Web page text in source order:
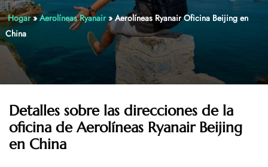
Hogar»Aerolíneas Ryanair»Aerolíneas Ryanair Oficina Beijing en
China
Detalles sobre las direcciones de la
oficina de Aerolíneas Ryanair Beijing
en China